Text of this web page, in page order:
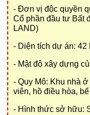
- Ðơn vị độc quyền
Cổ phần đầu tư Bất
LAND)
- Diện tích dự án: 42
- Mật độ xây dựng
- Quy Mô: Khu nhà
viên, hồ điều hòa,
- Hình thức sở hữu: